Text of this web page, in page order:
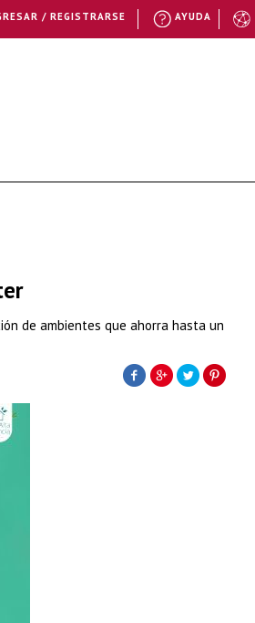
de ambientes que ahorra hasta un
AYUDA
/ REGISTRARSE